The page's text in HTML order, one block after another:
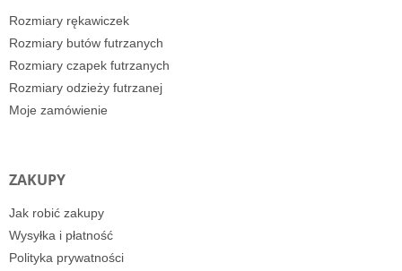
Rozmiary rękawiczek
Rozmiary butów futrzanych
Rozmiary czapek futrzanych
Rozmiary odzieży futrzanej
Moje zamówienie
ZAKUPY
Jak robić zakupy
Wysyłka i płatność
Polityka prywatności